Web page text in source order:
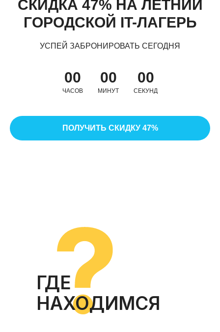
СКИДКА 47% НА ЛЕТНИЙ
ГОРОДСКОЙ IT-ЛАГЕРЬ
УСПЕЙ ЗАБРОНИРОВАТЬ СЕГОДНЯ
00
ЧАСОВ
00
МИНУТ
00
СЕКУНД
ПОЛУЧИТЬ СКИДКУ 47%
ГДЕ
НАХОДИМСЯ